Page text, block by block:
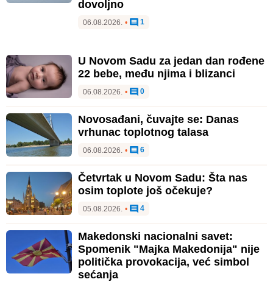
dovoljno
06.08.2026. • 1
U Novom Sadu za jedan dan rođene
22 bebe, među njima i blizanci
06.08.2026. • 0
Novosađani, čuvajte se: Danas
vrhunac toplotnog talasa
06.08.2026. • 6
Četvrtak u Novom Sadu: Šta nas
osim toplote još očekuje?
05.08.2026. • 4
Makedonski nacionalni savet:
Spomenik "Majka Makedonija" nije
politička provokacija, već simbol
sećanja